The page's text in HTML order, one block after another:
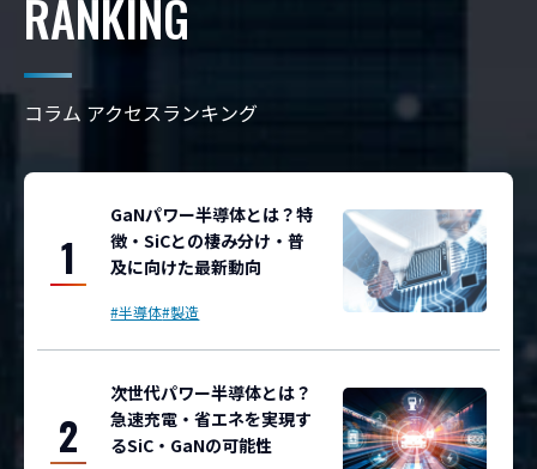
RANKING
コラム アクセスランキング
1
GaNパワー半導体とは？特
徴・SiCとの棲み分け・普
及に向けた最新動向
#半導体#製造
2
次世代パワー半導体とは？
急速充電・省エネを実現す
るSiC・GaNの可能性